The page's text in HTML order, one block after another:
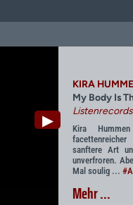
▶
KIRA
My Body Is
Listenrecords
Kira
sanftere Art
unverfroren.
Mal soulig ...
Mehr ...